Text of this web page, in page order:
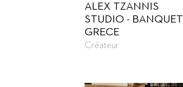
ALEX TZANNIS
STUDIO - BANQUET
GRECE
Créateur